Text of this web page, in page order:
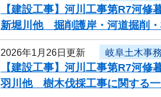
【建設工事】河川工事第R7河
新堀川他 掘削護岸・河道掘削
2026年1月26日更新 岐阜土木事
【建設工事】河川工事第R7河
羽川他 樹木伐採工事に関する